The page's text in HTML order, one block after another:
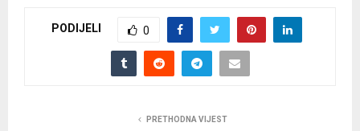
PODIJELI 0
PRETHODNA VIJEST